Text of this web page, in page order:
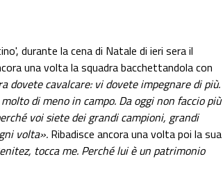
durante la cena di Natale di ieri sera il
una volta la squadra bacchettandola con
dovete cavalcare: vi dovete impegnare di più.
di meno in campo. Da oggi non faccio più
voi siete dei grandi campioni, grandi
volta». Ribadisce ancora una volta poi la sua
tocca me. Perché lui è un patrimonio